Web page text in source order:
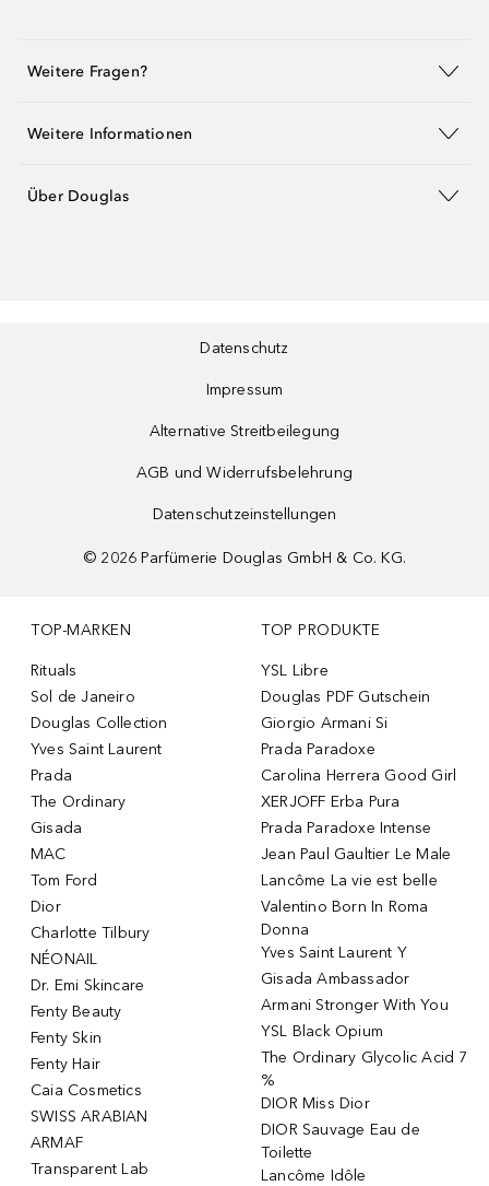
Weitere Fragen?
Weitere Informationen
Über Douglas
Datenschutz
Impressum
Alternative Streitbeilegung
AGB und Widerrufsbelehrung
Datenschutzeinstellungen
© 2026 Parfümerie Douglas GmbH & Co. KG.
TOP-MARKEN
Rituals
Sol de Janeiro
Douglas Collection
Yves Saint Laurent
Prada
The Ordinary
Gisada
MAC
Tom Ford
Dior
Charlotte Tilbury
NÉONAIL
Dr. Emi Skincare
Fenty Beauty
Fenty Skin
Fenty Hair
Caia Cosmetics
SWISS ARABIAN
ARMAF
Transparent Lab
TOP PRODUKTE
YSL Libre
Douglas PDF Gutschein
Giorgio Armani Si
Prada Paradoxe
Carolina Herrera Good Girl
XERJOFF Erba Pura
Prada Paradoxe Intense
Jean Paul Gaultier Le Male
Lancôme La vie est belle
Valentino Born In Roma
Donna
Yves Saint Laurent Y
Gisada Ambassador
Armani Stronger With You
YSL Black Opium
The Ordinary Glycolic Acid 7
%
DIOR Miss Dior
DIOR Sauvage Eau de
Toilette
Lancôme Idôle